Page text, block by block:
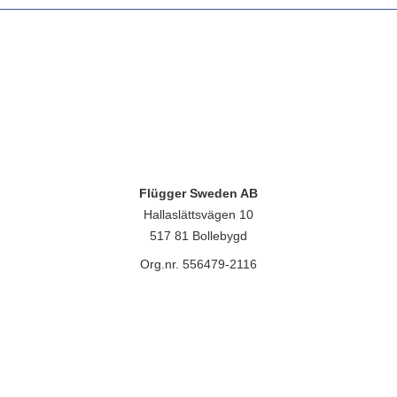
Flügger Sweden AB
Hallaslättsvägen 10
517 81 Bollebygd
Org.nr. 556479-2116